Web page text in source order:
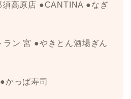
須高原店 ●CANTINA ●なぎ
ン 宮 ●やきとん酒場ぎん
かっぱ寿司